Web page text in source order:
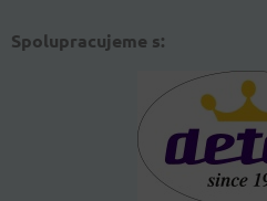
Spolupracujeme s: